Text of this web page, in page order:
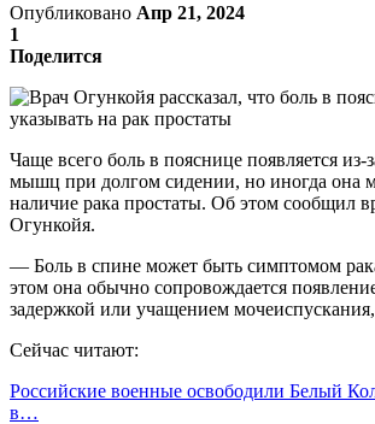
Опубликовано Апр 21, 2024
1
Поделится
Чаще всего боль в пояснице появляется из-
мышц при долгом сидении, но иногда она
наличие рака простаты. Об этом сообщил
Огункойя.
— Боль в спине может быть симптомом
этом она обычно сопровождается
задержкой или учащением
Сейчас читают:
Российские военные освободили Белый
в…